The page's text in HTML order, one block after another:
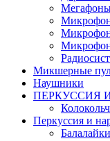
Микшерные
Наушники
ПЕРКУССИЯ
Перкуссия и
Балалайки